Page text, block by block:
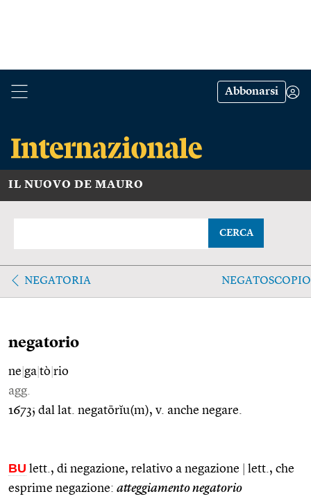
Abbonarsi
IL NUOVO DE MAURO
CERCA
NEGATORIA NEGATOSCOPIO
negatorio
ne ga tò rio
agg.
1673; dal lat. negatōrĭu(m), v. anche negare.
BU lett., di negazione, relativo a negazione
lett., che
esprime negazione: atteggiamento negatorio